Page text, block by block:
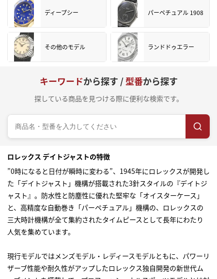
ディープシー パーペチュアル 1908
その他のモデル ランドドゥエラー
キーワードから探す /型番から探す
探している商品を見つける際に便利な検索です。
ロレックス デイトジャストの特徴
”0時になると日付が瞬時に変わる”、1945年にロレックスが開発し
た「デイトジャスト」機構が搭載された3針スタイルの『デイトジ
ャスト』。防水性と防塵性に優れた堅牢な「オイスターケース」
と、高精度な自動巻き「パーペチュアル」機構の、ロレックスの
三大時計機構が全て集約されたタイムピースとして長年にわたり
人気を集めています。
現行モデルではメンズモデル・レディースモデルともに、パワーリ
ザーブ性能や耐久性がアップしたロレックス独自開発の新世代ム